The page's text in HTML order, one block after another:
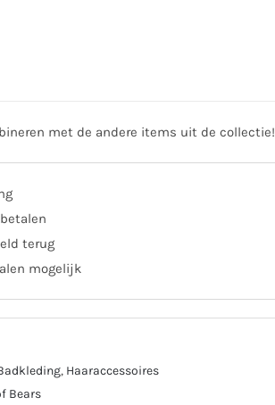
met de andere items uit de collectie!
terug
mogelijk
, Haaraccessoires
Bears